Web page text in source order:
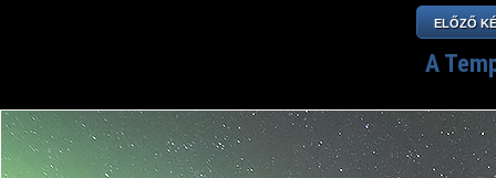
ELŐZŐ
A